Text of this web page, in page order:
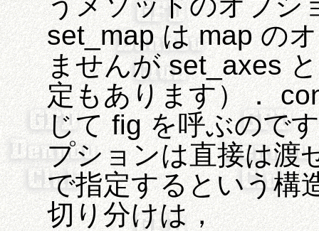
set_map は map の
ませんが set_axes
定もあります）．
じて fig を呼ぶので
プションは直接は渡
で指定するという構
切り分けは，